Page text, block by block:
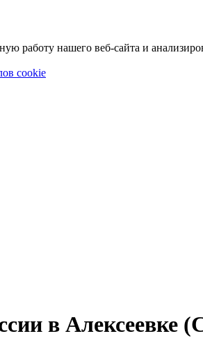
работу нашего веб-сайта и
cookie
в Алексеевке